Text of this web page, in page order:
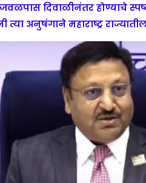
जवळपास दिवाळीनंतर
अनुषंगाने महाराष्ट्र